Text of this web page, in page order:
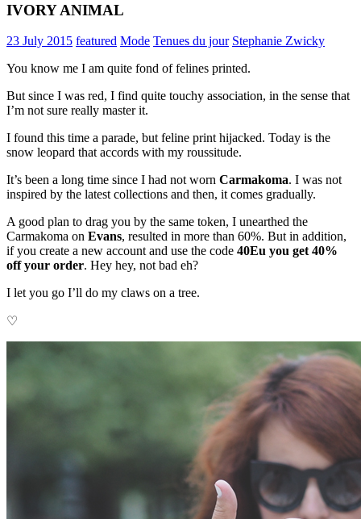
IVORY ANIMAL
23 July 2015 featured Mode Tenues du jour Stephanie Zwicky
You know me I am quite fond of felines printed.
But since I was red, I find quite touchy association, in the sense that
I’m not sure really master it.
I found this time a parade, but feline print hijacked. Today is the
snow leopard that accords with my roussitude.
It’s been a long time since I had not worn Carmakoma. I was not
inspired by the latest collections and then, it comes gradually.
A good plan to drag you by the same token, I unearthed the
Carmakoma on Evans, resulted in more than 60%. But in addition,
if you create a new account and use the code 40Eu you get 40%
off your order. Hey hey, not bad eh?
I let you go I’ll do my claws on a tree.
♡